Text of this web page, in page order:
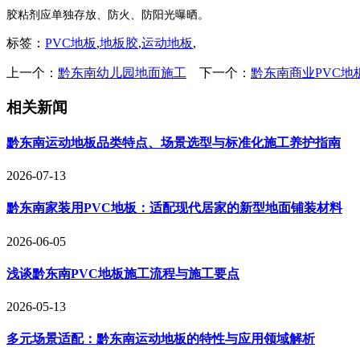
胶粘剂应单独存放、防火、防阳光曝晒。
标签： PVC地板,地板胶,运动地板,
上一个： 黔东南幼儿园地面施工 下一个： 黔东南商业PVC地
相关新闻
黔东南运动地板品类特点、场景选型与标准化施工养护指南
2026-07-13
黔东南家装用PVC地板：适配现代居家的新型地面铺装材料
2026-06-05
浅谈黔东南PVC地板施工流程与施工要点
2026-05-13
多元场景适配：黔东南运动地板的特性与应用领域解析